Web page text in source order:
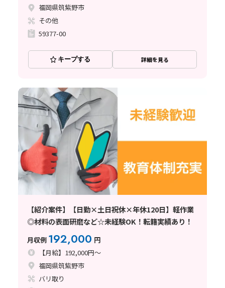
福岡県筑紫野市
その他
59377-00
キープする 詳細を見る
【紹介案件】【日勤×土日祝休×年休120日】軽作業
◎材料の表面研磨など☆未経験OK！転籍実績あり！
月収例 192,000 円
【月給】192,000円～
福岡県筑紫野市
バリ取り